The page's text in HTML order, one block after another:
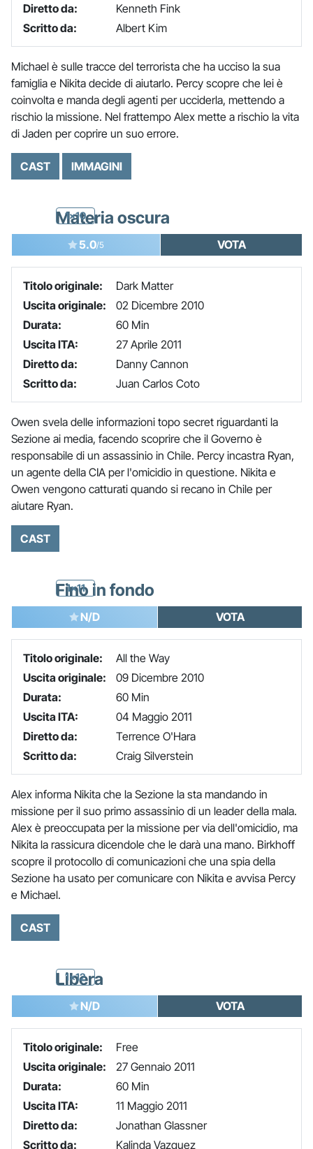
Diretto da:
Kenneth Fink
Scritto da:
Albert Kim
Michael è sulle tracce del terrorista che ha ucciso la sua
famiglia e Nikita decide di aiutarlo. Percy scopre che lei è
coinvolta e manda degli agenti per ucciderla, mettendo a
rischio la missione. Nel frattempo Alex mette a rischio la vita
di Jaden per coprire un suo errore.
CAST IMMAGINI
1x10
Materia oscura
5.0/5 VOTA
Titolo originale:
Dark Matter
Uscita originale:
02 Dicembre 2010
Durata:
60 Min
Uscita ITA:
27 Aprile 2011
Diretto da:
Danny Cannon
Scritto da:
Juan Carlos Coto
Owen svela delle informazioni topo secret riguardanti la
Sezione ai media, facendo scoprire che il Governo è
responsabile di un assassinio in Chile. Percy incastra Ryan,
un agente della CIA per l'omicidio in questione. Nikita e
Owen vengono catturati quando si recano in Chile per
aiutare Ryan.
CAST
1x11
Fino in fondo
N/D VOTA
Titolo originale:
All the Way
Uscita originale:
09 Dicembre 2010
Durata:
60 Min
Uscita ITA:
04 Maggio 2011
Diretto da:
Terrence O'Hara
Scritto da:
Craig Silverstein
Alex informa Nikita che la Sezione la sta mandando in
missione per il suo primo assassinio di un leader della mala.
Alex è preoccupata per la missione per via dell'omicidio, ma
Nikita la rassicura dicendole che le darà una mano. Birkhoff
scopre il protocollo di comunicazioni che una spia della
Sezione ha usato per comunicare con Nikita e avvisa Percy
e Michael.
CAST
1x12
Libera
N/D VOTA
Titolo originale:
Free
Uscita originale:
27 Gennaio 2011
Durata:
60 Min
Uscita ITA:
11 Maggio 2011
Diretto da:
Jonathan Glassner
Scritto da:
Kalinda Vazquez